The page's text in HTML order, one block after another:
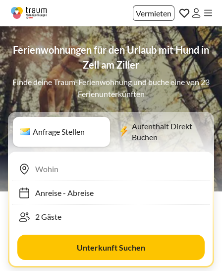
Vermieten
Ferienwohnungen für den Urlaub mit Hund in
Zell am Ziller
Finde deine Traum-Ferienwohnung und buche eine von 23
Ferienunterkünften
Anfrage Stellen
Aufenthalt Direkt
Buchen
Anreise- Abreise
Unterkunft Suchen